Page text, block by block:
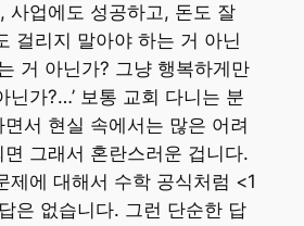
사업에도 성공하고, 돈도 잘
걸리지 말아야 하는 거 아닌
거 아닌가? 그냥 행복하게만
닌가?…’ 보통 교회 다니는 분
서 현실 속에서는 많은 어려
그래서 혼란스러운 겁니다.
제에 대해서 수학 공식처럼 <1
은 없습니다. 그런 단순한 답